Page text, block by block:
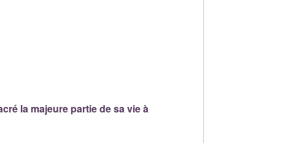
la majeure partie de sa vie à